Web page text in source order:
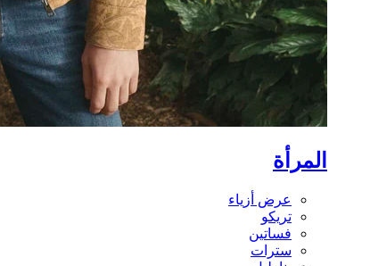
المرأة
عرض أزياء
تريكو
فساتين
سترات